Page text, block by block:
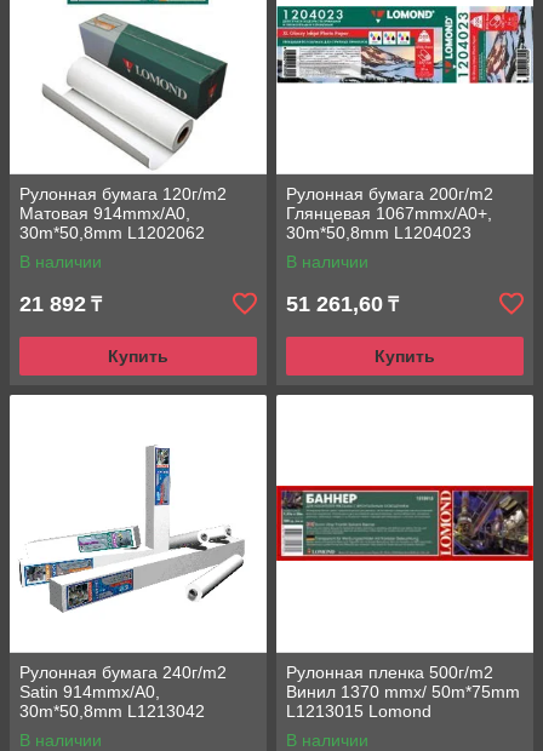
Рулонная бумага 120г/m2
Матовая 914mmx/A0,
30m*50,8mm L1202062
Lomond струйная печать
В наличии
21 892 ₸
Купить
Рулонная бумага 200г/m2
Глянцевая 1067mmx/A0+,
30m*50,8mm L1204023
Lomond струйная печать
В наличии
51 261,60 ₸
Купить
Рулонная бумага 240г/m2
Satin 914mmx/A0,
30m*50,8mm L1213042
Lomond сольвентная печать
В наличии
Рулонная пленка 500г/m2
Винил 1370 mmx/ 50m*75mm
L1213015 Lomond
сольвентная печать
В наличии